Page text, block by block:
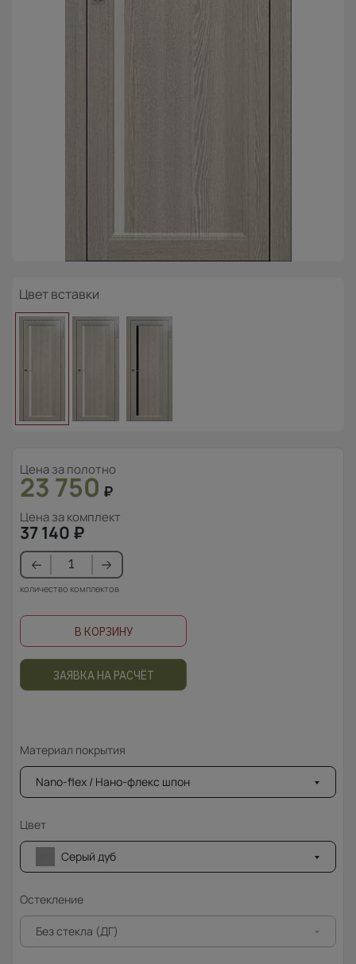
Цвет вставки
Цена за полотно
23 750 ₽
Цена за комплект
37 140 ₽
количество комплектов
В КОРЗИНУ
ЗАЯВКА НА РАСЧЁТ
Материал покрытия
Nano-flex / Нано-флекс шпон
Цвет
Серый дуб
Остекление
Без стекла (ДГ)